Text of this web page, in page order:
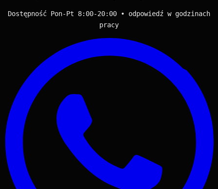
Dostępność Pon-Pt 8:00-20:00 • odpowiedź w godzinach
pracy